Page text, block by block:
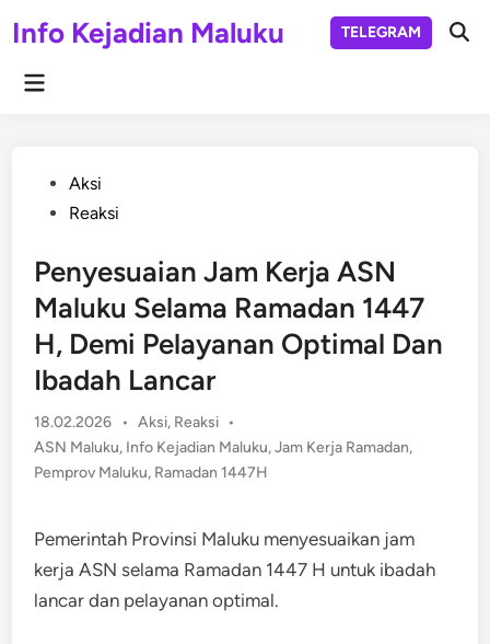
toInfo Kejadian Maluku TELEGRAM
Main
PostedAksi
Reaksi
Penyesuaian Jam Kerja ASN
Maluku Selama Ramadan 1447
H, Demi Pelayanan Optimal Dan
Ibadah Lancar
18.02.2026 • Posted
in
Aksi, Reaksi •
ASN Maluku, Info Kejadian Maluku,Jam Kerja Ramadan,
Pemprov Maluku, Ramadan 1447H
Pemerintah Provinsi Maluku menyesuaikan jam
kerja ASN selama Ramadan 1447 H untuk ibadah
lancar dan pelayanan optimal.